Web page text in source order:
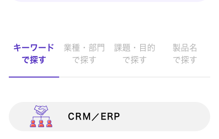
キーワード
で探す
業種・部門
で探す
課題・目的
で探す
製品名
で探す
CRM／ERP
製造業向け
情報共有